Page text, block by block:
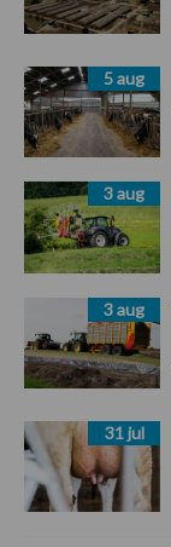
5 aug
3 aug
3 aug
31 jul